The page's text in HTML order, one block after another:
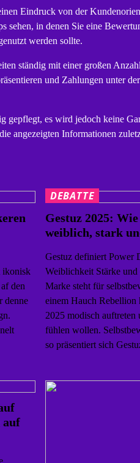
Eindruck von der
sehen, in denen Sie eine
werden sollte.
ständig mit einer großen
und Zahlungen unter
gepflegt, es wird jedoch keine
angezeigten Informationen
ikonisk
den
denne
DEBATTE
Gestuz 2025:
weiblich, stark
Gestuz definiert Power
Weiblichkeit Stärke
Marke steht für
einem Hauch
2025 modisch auftreten
fühlen wollen.
so präsentiert sich
auf